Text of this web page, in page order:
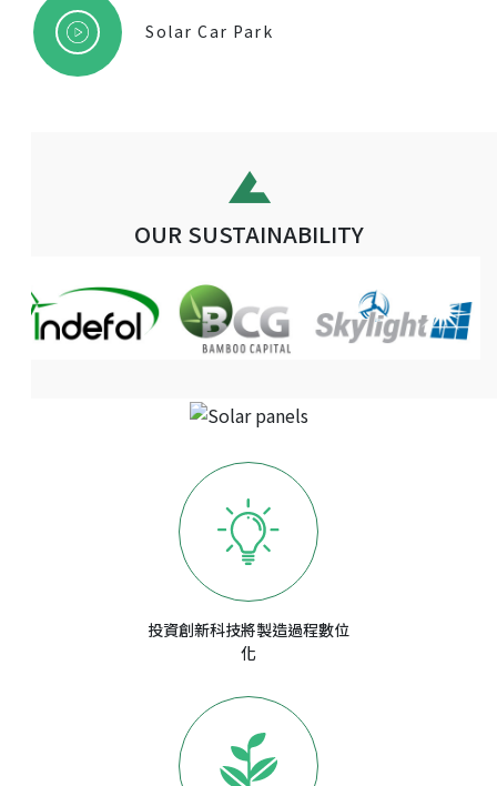
Solar Car Park
OUR SUSTAINABILITY
投資創新科技將製造過程數位
化